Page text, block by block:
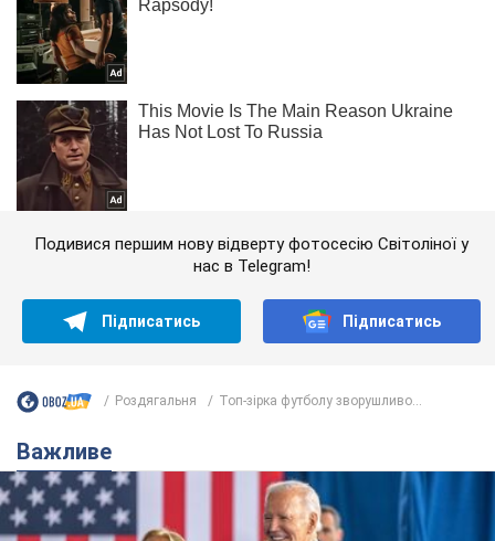
Подивися першим нову відверту фотосесію Світоліної у
нас в Telegram!
Підписатись Підписатись
Роздягальня Топ-зірка футболу зворушливо...
Важливе